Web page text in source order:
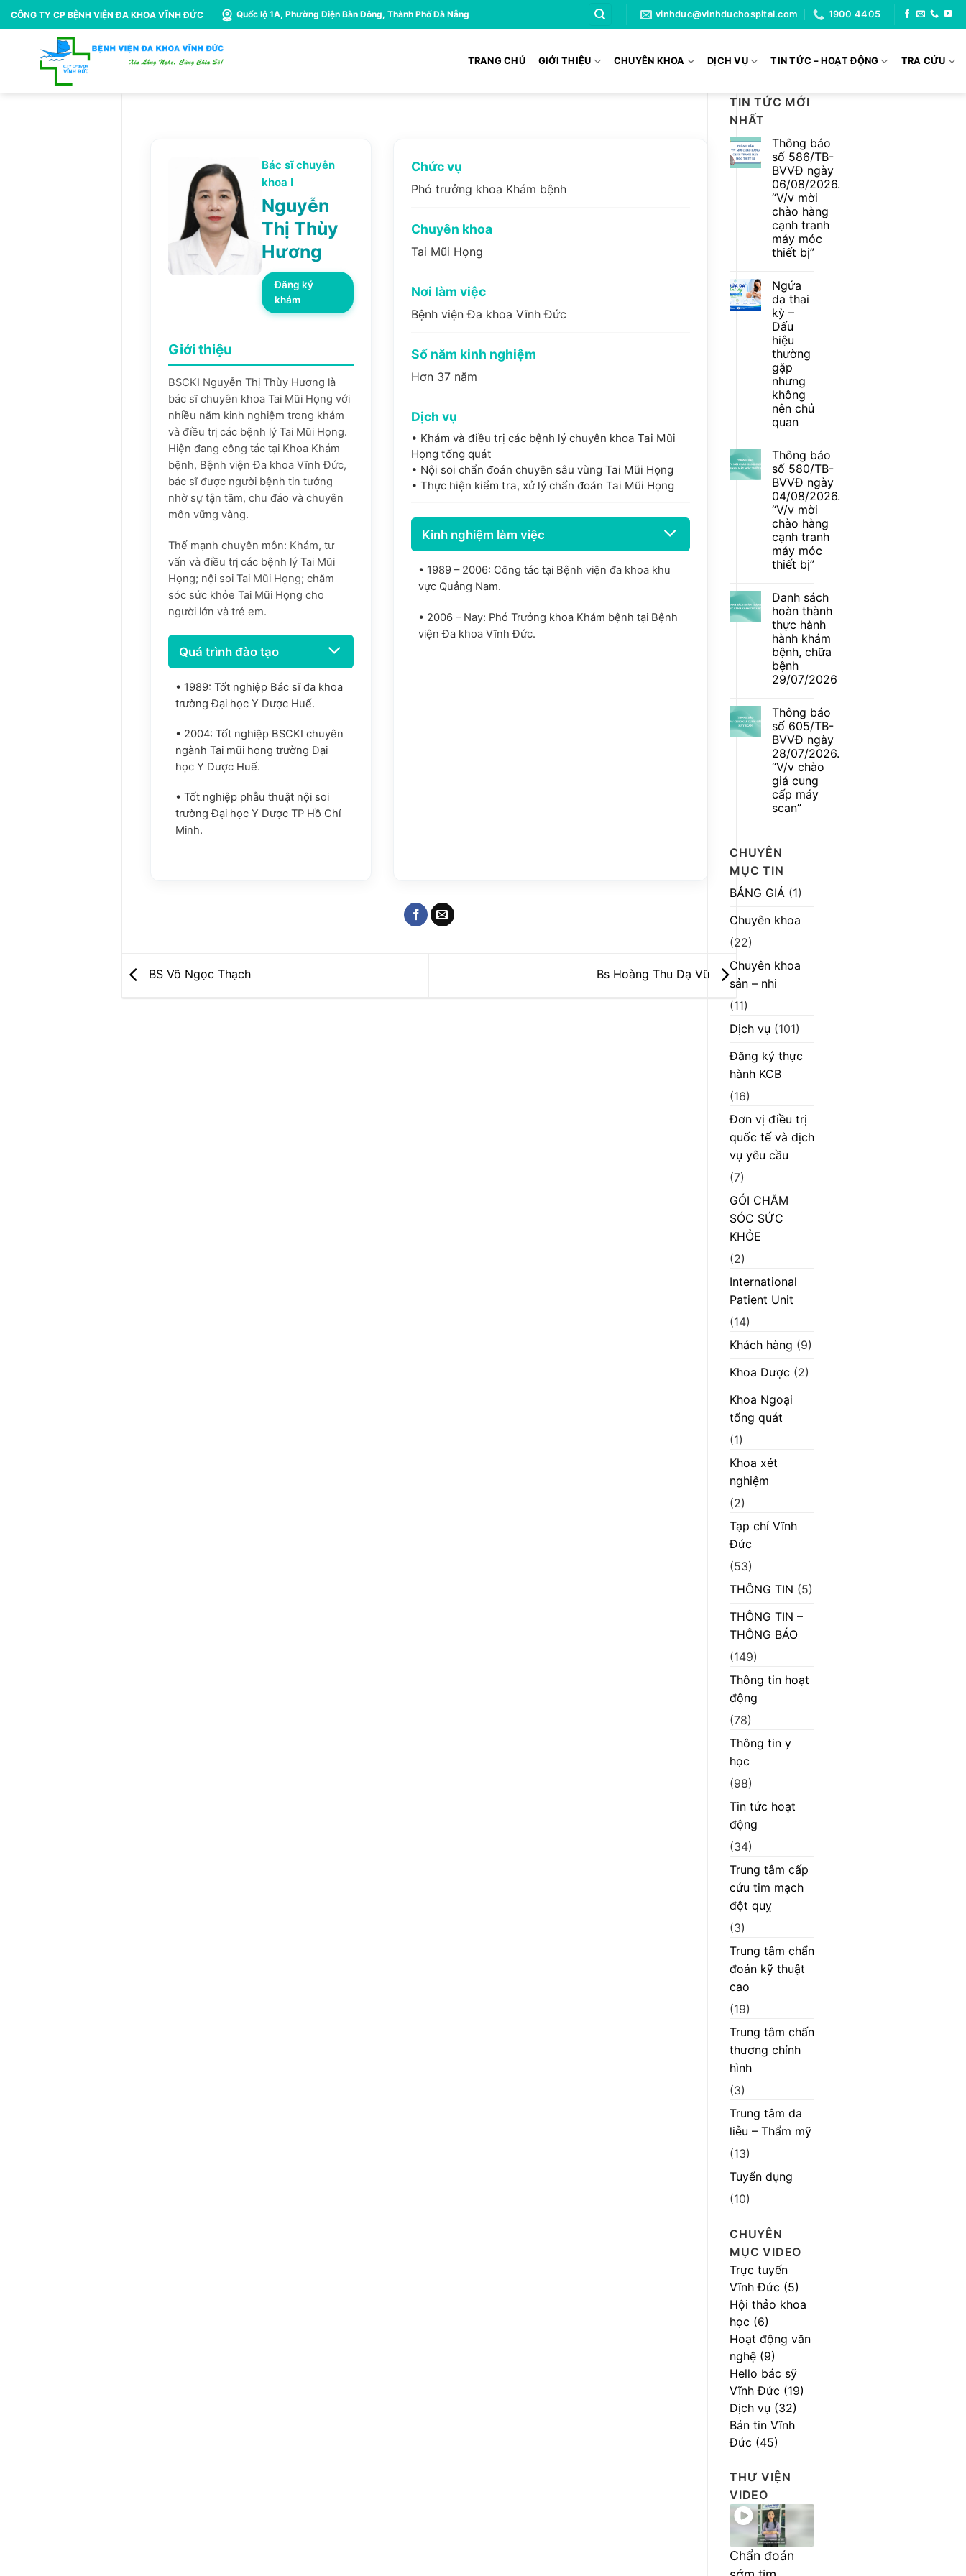
Bỏ
qua
CÔNG TY CP BỆNH VIỆN ĐA KHOA VĨNH ĐỨC Quốc lộ 1A, Phường Điện Bàn Đông, Thành Phố Đà Nẵng vinhduc@vinhduchospital.com 1900 4405
TRANG CHỦ GIỚI THIỆU CHUYÊN KHOA DỊCH VỤ TIN TỨC – HOẠT ĐỘNG TRA CỨU
Bác sĩ chuyên
khoa I
Nguyễn
Thị Thùy
Hương
Đăng ký
khám
Giới thiệu
BSCKI Nguyễn Thị Thùy Hương là
bác sĩ chuyên khoa Tai Mũi Họng với
nhiều năm kinh nghiệm trong khám
và điều trị các bệnh lý Tai Mũi Họng.
Hiện đang công tác tại Khoa Khám
bệnh, Bệnh viện Đa khoa Vĩnh Đức,
bác sĩ được người bệnh tin tưởng
nhờ sự tận tâm, chu đáo và chuyên
môn vững vàng.
Thế mạnh chuyên môn: Khám, tư
vấn và điều trị các bệnh lý Tai Mũi
Họng; nội soi Tai Mũi Họng; chăm
sóc sức khỏe Tai Mũi Họng cho
người lớn và trẻ em.
Quá trình đào tạo
• 1989: Tốt nghiệp Bác sĩ đa khoa
trường Đại học Y Dược Huế.
• 2004: Tốt nghiệp BSCKI chuyên
ngành Tai mũi họng trường Đại
học Y Dược Huế.
• Tốt nghiệp phẫu thuật nội soi
trường Đại học Y Dược TP Hồ Chí
Minh.
Chức vụ
Phó trưởng khoa Khám bệnh
Chuyên khoa
Tai Mũi Họng
Nơi làm việc
Bệnh viện Đa khoa Vĩnh Đức
Số năm kinh nghiệm
Hơn 37 năm
Dịch vụ
• Khám và điều trị các bệnh lý chuyên khoa Tai Mũi
Họng tổng quát
• Nội soi chẩn đoán chuyên sâu vùng Tai Mũi Họng
• Thực hiện kiểm tra, xử lý chẩn đoán Tai Mũi Họng
Kinh nghiệm làm việc
• 1989 – 2006: Công tác tại Bệnh viện đa khoa khu
vực Quảng Nam.
• 2006 – Nay: Phó Trưởng khoa Khám bệnh tại Bệnh
viện Đa khoa Vĩnh Đức.
BS Võ Ngọc Thạch Bs Hoàng Thu Dạ Vũ
TIN TỨC MỚI
NHẤT
Thông báo
số 586/TB-
BVVĐ ngày
06/08/2026.
“V/v mời
chào hàng
cạnh tranh
máy móc
thiết bị”
bình
luận
ở
Thông
báo
số
586/TB-
BVVĐ
ngày
06/08/2026.
“V/v
mời
chào
hàng
cạnh
tranh
thiết
bị”
Ngứa
da thai
kỳ –
Dấu
hiệu
thường
gặp
nhưng
không
nên chủ
quan
bình
luận
ở
Ngứa
da
thai
kỳ
–
Dấu
hiệu
thường
gặp
nhưng
chủ
quan
Thông báo
số 580/TB-
BVVĐ ngày
04/08/2026.
“V/v mời
chào hàng
cạnh tranh
máy móc
thiết bị”
bình
luận
ở
Thông
báo
số
580/TB-
BVVĐ
ngày
04/08/2026.
chào
hàng
cạnh
tranh
máy
móc
thiết
bị”
Danh sách
hoàn thành
thực hành
hành khám
bệnh, chữa
bệnh
29/07/2026
bình
luận
ở
Danh
sách
hoàn
thành
thực
hành
hành
khám
bệnh,
Thông báo
số 605/TB-
BVVĐ ngày
28/07/2026.
“V/v chào
giá cung
cấp máy
scan”
luận
ở
Thông
số
605/TB-
ngày
28/07/2026.
cung
cấp
máy
scan”
CHUYÊN
MỤC TIN
BẢNG GIÁ(1)
Chuyên khoa
(22)
Chuyên khoa
sản – nhi
(11)
Dịch vụ (101)
Đăng ký thực
hành KCB
(16)
Đơn vị điều trị
quốc tế và dịch
vụ yêu cầu
(7)
GÓI CHĂM
SÓC SỨC
KHỎE
(2)
International
Patient Unit
(14)
Khách hàng (9)
Khoa Dược (2)
Khoa Ngoại
tổng quát
(1)
Khoa xét
nghiệm
(2)
Tạp chí Vĩnh
Đức
(53)
THÔNG TIN (5)
THÔNG TIN –
THÔNG BÁO
(149)
Thông tin hoạt
động
(78)
Thông tin y
học
(98)
Tin tức hoạt
động
(34)
Trung tâm cấp
cứu tim mạch
đột quỵ
(3)
Trung tâm chẩn
đoán kỹ thuật
cao
(19)
Trung tâm chấn
thương chỉnh
hình
(3)
Trung tâm da
liễu – Thẩm mỹ
(13)
Tuyển dụng
(10)
CHUYÊN
MỤC VIDEO
Trực tuyến
Vĩnh Đức (5)
Hội thảo khoa
học (6)
Hoạt động văn
nghệ (9)
Hello bác sỹ
Vĩnh Đức (19)
Dịch vụ (32)
Bản tin Vĩnh
Đức (45)
THƯ VIỆN
VIDEO
Chẩn đoán